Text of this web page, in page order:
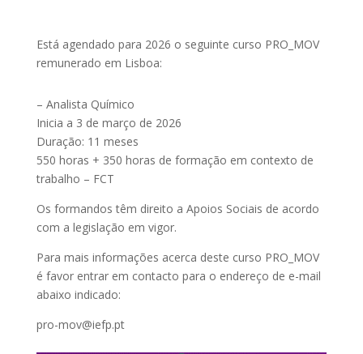
Está agendado para 2026 o seguinte curso PRO_MOV
remunerado em Lisboa:
– Analista Químico
Inicia a 3 de março de 2026
Duração: 11 meses
550 horas + 350 horas de formação em contexto de
trabalho – FCT
Os formandos têm direito a Apoios Sociais de acordo
com a legislação em vigor.
Para mais informações acerca deste curso PRO_MOV
é favor entrar em contacto para o endereço de e-mail
abaixo indicado:
pro-mov@iefp.pt